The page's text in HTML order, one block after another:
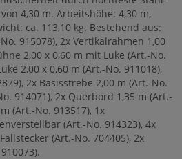
4,30 m. Arbeitshöhe: 4,30 m,
ca. 113,10 kg. Bestehend aus:
915078), 2x Vertikalrahmen 1,00
2,00 x 0,60 m mit Luke (Art.-No.
2,00 x 0,60 m (Art.-No. 911018),
2x Basisstrebe 2,00 m (Art.-No.
914071), 2x Querbord 1,35 m (Art.-
(Art.-No. 913517), 1x
(Art.-No. 914323), 4x
(Art.-No. 704405), 2x